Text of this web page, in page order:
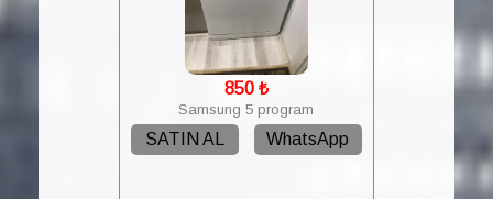
850₺
Samsung 5 program
SATIN AL WhatsApp